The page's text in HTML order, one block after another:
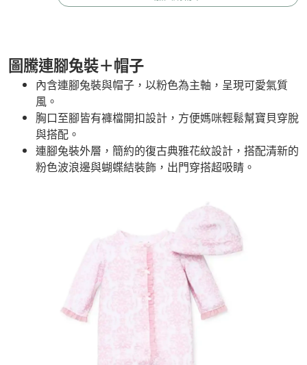
圖騰連腳兔裝＋帽子
內含連腳兔裝與帽子，以粉色為主軸，呈現可愛氣質
風。
胸口至腳皆有褲檔開扣設計，方便媽咪輕鬆幫寶貝穿脫
與搭配。
連腳兔裝外層，簡約的復古典雅花紋設計，搭配清新的
粉色波浪邊與蝴蝶結裝飾，出門穿搭超吸睛。